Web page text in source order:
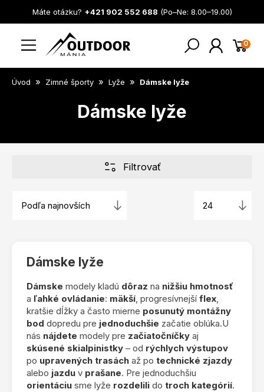
Máte otázku? +421 902 552 688 (Po–Ne: 8.00–19.00)
0
Úvod » Zimné športy » Lyže » Dámske lyže
Dámske lyže
Filtrovať
Dámske lyže
Dámske modely kladú dôraz na nižšiu hmotnosť
a ľahké ovládanie: mäkší, progresívnejší flex,
kratšie dĺžky a často mierne posunutý montážny
bod dopredu pre jednoduchšie začatie oblúka.U
nás nájdete modely pre začiatočníčky aj
skúsené skialpinistky – od rýchlych výstupov
po upravených trasách až po technické zjazdy
alebo jazdu v prašane. Pre jednoduchšiu
orientáciu sme lyže rozdelili do troch kategórií.